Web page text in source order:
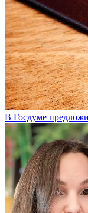
В Госдуме